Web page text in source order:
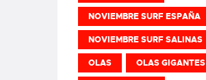
NOVIEMBRE SURF ESPAÑA
NOVIEMBRE SURF SALINAS
OLAS OLAS GIGANTES